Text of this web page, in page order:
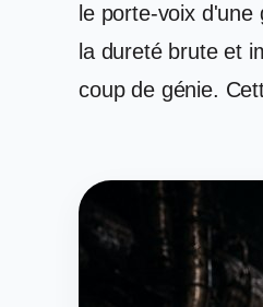
le porte-voix
la dureté brute et
coup de génie.